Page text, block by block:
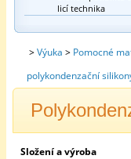
licí technika
>Výuka > Pomocné
polykondenzační
Složení a výroba